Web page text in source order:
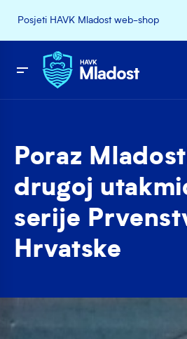
Posjeti HAVK Mladost web-shop
Poraz
drugoj
serije
Hrvatske